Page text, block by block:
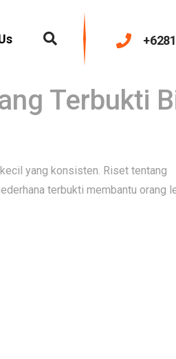
Terbukti
yang konsisten. Riset tentang
terbukti membantu orang